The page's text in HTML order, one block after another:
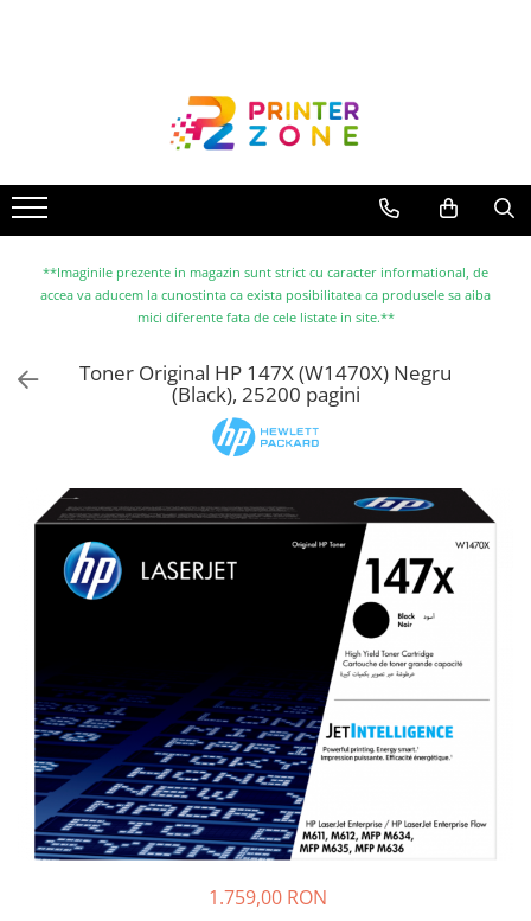
Imprimante cu jet
Multifunctionale laser
Multifunctionale cu jet
Imprimante etichete
Scanere
Accesorii multifunctionale
Piese schimb
Plottere
Consumabile imprimanta
Capete imprimare
Cartuse inkjet si cerneala
Hartie
Ribbon
Developer
**Imaginile prezente in magazin sunt strict cu caracter informational, de
accea va aducem la cunostinta ca exista posibilitatea ca produsele sa aiba
mici diferente fata de cele listate in site.**
Toner Original HP 147X (W1470X) Negru
(Black), 25200 pagini
1.759,00 RON